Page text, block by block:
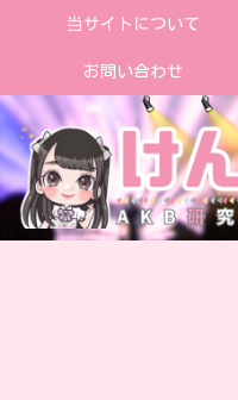
当サイトについて
お問い合わせ